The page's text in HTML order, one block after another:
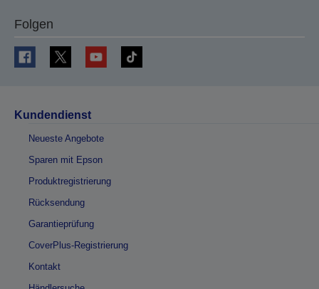
Folgen
Kundendienst
Neueste Angebote
Sparen mit Epson
Produktregistrierung
Rücksendung
Garantieprüfung
CoverPlus-Registrierung
Kontakt